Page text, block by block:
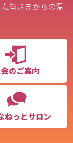
皆さまからの温
のご案内
ねっとサロン